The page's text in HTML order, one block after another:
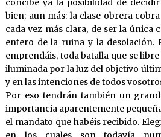
concibe ya la posibilidad de
bien; aun más: la clase obrera
cada vez más clara, de ser la única
entero de la ruina y la desolación.
emprendáis, toda batalla que se
iluminada por la luz del objetivo
y en las intenciones de todos
Por eso tendrán también un
importancia aparentemente
el mandato que habéis recibido.